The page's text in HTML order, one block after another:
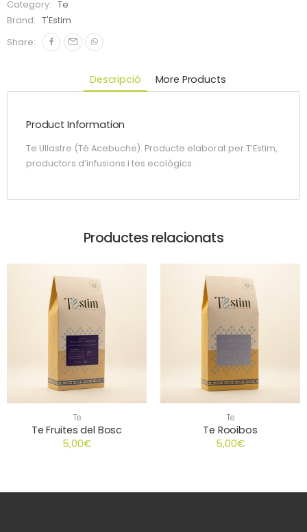
Category:
Te
Brand:
T'Estim
Share:
Descripció More Products
Product Information
Te Ullastre (Té Acebuche). Producte elaborat per T’Estim,
productors d’infusions i tes ecològics.
Productes relacionats
Te
Te Fruites del Bosc
5,00€
Te
Te Rooibos
5,00€